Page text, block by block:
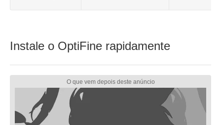
Instale o OptiFine rapidamente